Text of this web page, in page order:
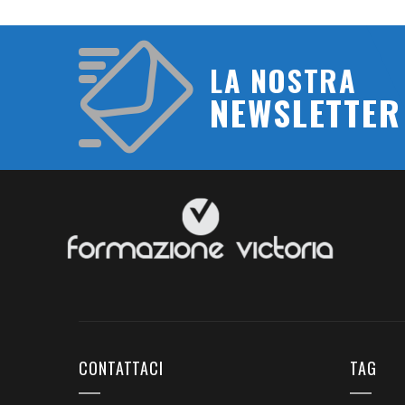
LA NOSTRA
NEWSLETTER
CONTATTACI TAG